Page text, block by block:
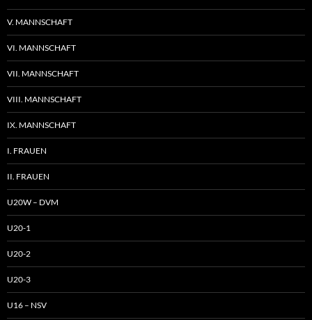
V. MANNSCHAFT
VI. MANNSCHAFT
VII. MANNSCHAFT
VIII. MANNSCHAFT
IX. MANNSCHAFT
I. FRAUEN
II. FRAUEN
U20W – DVM
U20-1
U20-2
U20-3
U16 – NSV